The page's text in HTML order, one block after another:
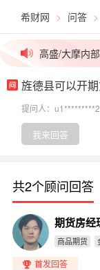
希财网 > 问答 >
价值千元外资
高盛/大摩内
拒绝信息差
高价稀缺资源
外媒视角解
价值千元外资
旌德县可以开
提问人：
我来回答
共2个顾问回答
期货房经
商品期货
首发回答